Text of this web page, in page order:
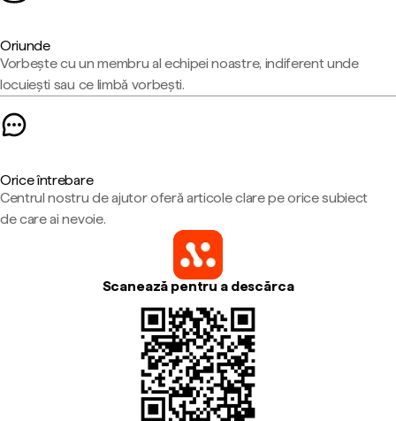
Oriunde
Vorbește cu un membru al echipei noastre, indiferent unde
locuiești sau ce limbă vorbești.
Orice întrebare
Centrul nostru de ajutor oferă articole clare pe orice subiect
de care ai nevoie.
Scanează pentru a descărca